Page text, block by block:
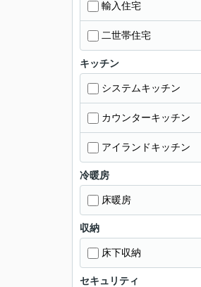
輸入住宅
二世帯住宅
キッチン
システムキッチン
カウンターキッチン
アイランドキッチン
冷暖房
床暖房
収納
床下収納
セキュリティ